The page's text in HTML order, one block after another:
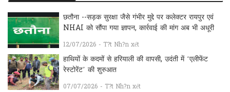
छतौना --सड़क सुरक्षा जैसे गंभीर मुद्दे पर कलेक्टर रायपुर एवं
NHAI को सौंपा गया ज्ञापन, कार्रवाई की मांग अब भी अधूरी
12/07/2026 - T?t Nh?n xét
हाथियों के कदमों से हरियाली की वापसी, उदंती में ‘एलीफेंट
रेस्टोरेंट’ की शुरुआत
07/07/2026 - T?t Nh?n xét